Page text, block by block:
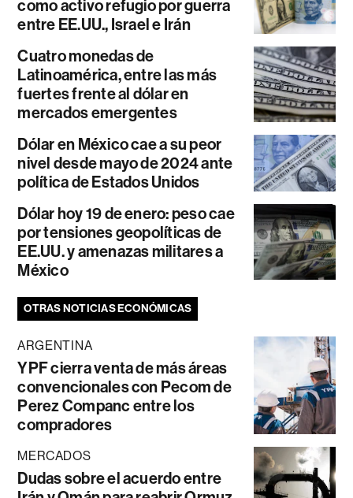
como activo refugio por guerra
entre EE.UU., Israel e Irán
Cuatro monedas de
Latinoamérica, entre las más
fuertes frente al dólar en
mercados emergentes
Dólar en México cae a su peor
nivel desde mayo de 2024 ante
política de Estados Unidos
Dólar hoy 19 de enero: peso cae
por tensiones geopolíticas de
EE.UU. y amenazas militares a
México
OTRAS NOTICIAS ECONÓMICAS
ARGENTINA
YPF cierra venta de más áreas
convencionales con Pecom de
Perez Companc entre los
compradores
MERCADOS
Dudas sobre el acuerdo entre